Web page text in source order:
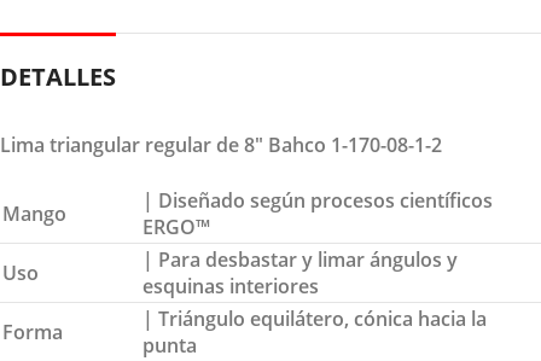
DETALLES
Lima triangular regular de 8″ Bahco 1-170-08-1-2
Mango
| Diseñado según procesos científicos
ERGO™
Uso
| Para desbastar y limar ángulos y
esquinas interiores
Forma
| Triángulo equilátero, cónica hacia la
punta